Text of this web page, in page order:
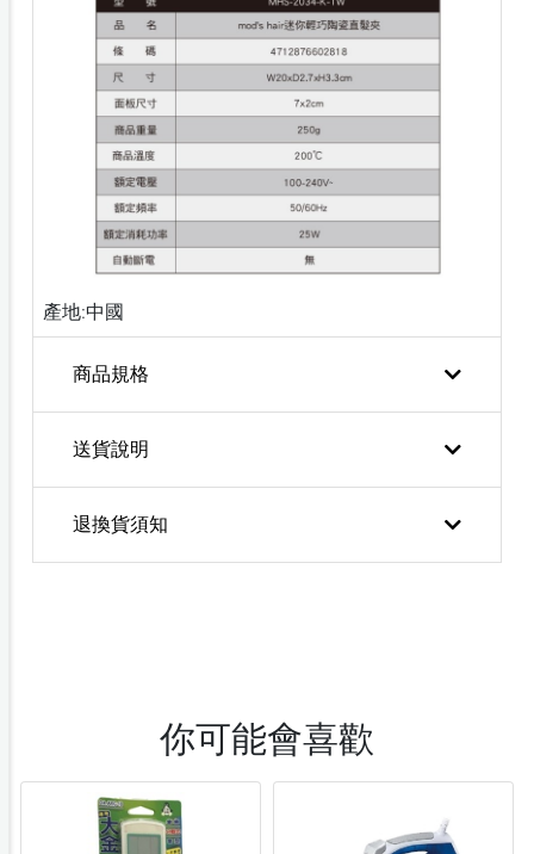
產地:中國
商品規格
送貨說明
退換貨須知
你可能會喜歡